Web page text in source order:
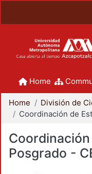
Home
Home
Posgrado -